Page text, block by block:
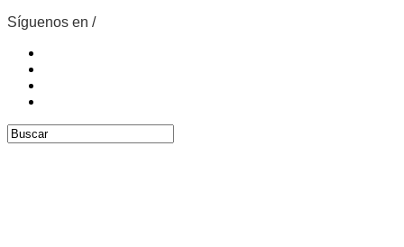
Síguenos en /